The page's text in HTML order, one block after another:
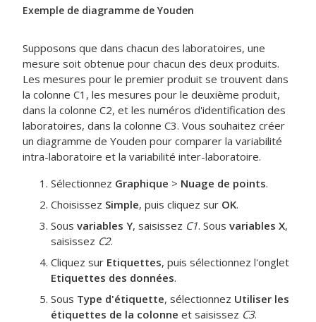
Exemple de diagramme de Youden
Supposons que dans chacun des laboratoires, une
mesure soit obtenue pour chacun des deux produits.
Les mesures pour le premier produit se trouvent dans
la colonne C1, les mesures pour le deuxième produit,
dans la colonne C2, et les numéros d'identification des
laboratoires, dans la colonne C3. Vous souhaitez créer
un diagramme de Youden pour comparer la variabilité
intra-laboratoire et la variabilité inter-laboratoire.
Sélectionnez Graphique > Nuage de points.
Choisissez Simple, puis cliquez sur OK.
Sous variables Y, saisissez C1. Sous variables X,
saisissez C2.
Cliquez sur Etiquettes, puis sélectionnez l'onglet
Etiquettes des données.
Sous Type d'étiquette, sélectionnez Utiliser les
étiquettes de la colonne et saisissez C3.